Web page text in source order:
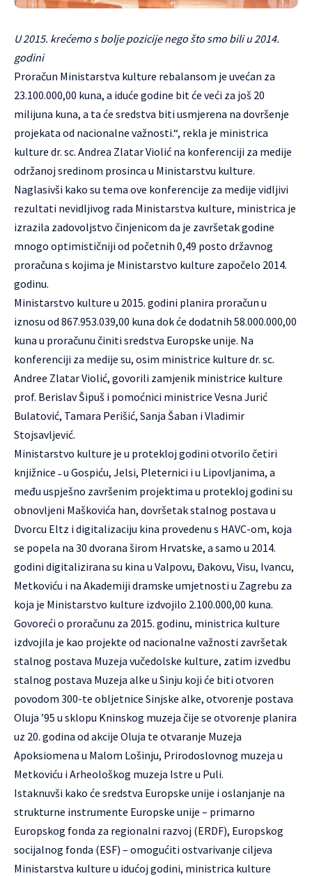
U 2015. krećemo s bolje pozicije nego što smo bili u 2014.
godini
Proračun Ministarstva kulture rebalansom je uvećan za
23.100.000,00 kuna, a iduće godine bit će veći za još 20
milijuna kuna, a ta će sredstva biti usmjerena na dovršenje
projekata od nacionalne važnosti.“, rekla je ministrica
kulture dr. sc. Andrea Zlatar Violić na konferenciji za medije
održanoj sredinom prosinca u Ministarstvu kulture.
Naglasivši kako su tema ove konferencije za medije vidljivi
rezultati nevidljivog rada Ministarstva kulture, ministrica je
izrazila zadovoljstvo činjenicom da je završetak godine
mnogo optimističniji od početnih 0,49 posto državnog
proračuna s kojima je Ministarstvo kulture započelo 2014.
godinu.
Ministarstvo kulture u 2015. godini planira proračun u
iznosu od 867.953.039,00 kuna dok će dodatnih 58.000.000,00
kuna u proračunu činiti sredstva Europske unije. Na
konferenciji za medije su, osim ministrice kulture dr. sc.
Andree Zlatar Violić, govorili zamjenik ministrice kulture
prof. Berislav Šipuš i pomoćnici ministrice Vesna Jurić
Bulatović, Tamara Perišić, Sanja Šaban i Vladimir
Stojsavljević.
Ministarstvo kulture je u protekloj godini otvorilo četiri
knjižnice ˗ u Gospiću, Jelsi, Pleternici i u Lipovljanima, a
među uspješno završenim projektima u protekloj godini su
obnovljeni Maškovića han, dovršetak stalnog postava u
Dvorcu Eltz i digitalizaciju kina provedenu s HAVC-om, koja
se popela na 30 dvorana širom Hrvatske, a samo u 2014.
godini digitalizirana su kina u Valpovu, Đakovu, Visu, Ivancu,
Metkoviću i na Akademiji dramske umjetnosti u Zagrebu za
koja je Ministarstvo kulture izdvojilo 2.100.000,00 kuna.
Govoreći o proračunu za 2015. godinu, ministrica kulture
izdvojila je kao projekte od nacionalne važnosti završetak
stalnog postava Muzeja vučedolske kulture, zatim izvedbu
stalnog postava Muzeja alke u Sinju koji će biti otvoren
povodom 300-te obljetnice Sinjske alke, otvorenje postava
Oluja ’95 u sklopu Kninskog muzeja čije se otvorenje planira
uz 20. godina od akcije Oluja te otvaranje Muzeja
Apoksiomena u Malom Lošinju, Prirodoslovnog muzeja u
Metkoviću i Arheološkog muzeja Istre u Puli.
Istaknuvši kako će sredstva Europske unije i oslanjanje na
strukturne instrumente Europske unije – primarno
Europskog fonda za regionalni razvoj (ERDF), Europskog
socijalnog fonda (ESF) – omogućiti ostvarivanje ciljeva
Ministarstva kulture u idućoj godini, ministrica kulture